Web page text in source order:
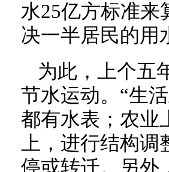
水25亿方标准来
决一半居民的用
为此，上个五
节水运动。“生
都有水表；农业
上，进行结构
停或转迁。另外